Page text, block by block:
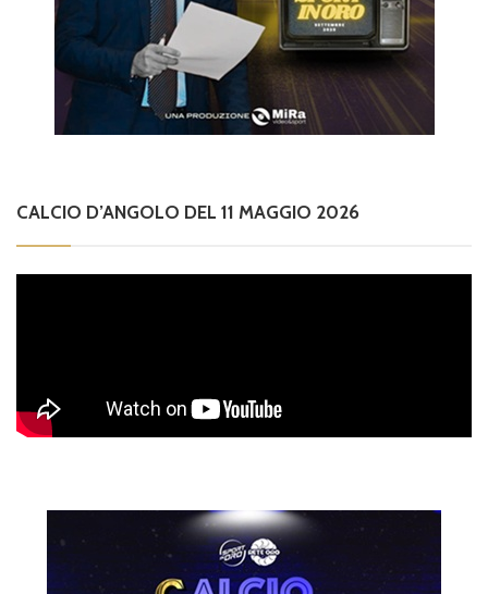
CALCIO D’ANGOLO DEL 11 MAGGIO 2026